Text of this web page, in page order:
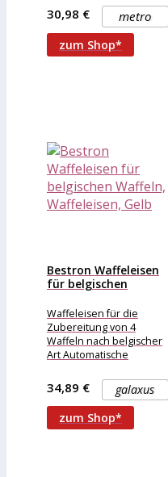
wunderbar frisch duften,
schön warm
metro
30,98 €
zum Shop*
Bestron Waffeleisen
für belgischen
Gelb
Waffeleisen für die
Zubereitung von 4
Waffeln nach belgischer
Art Automatische
Backampel Schnelles
Aufheizen innerhalb
weniger Minuten Mit
galaxus
34,89 €
zum Shop*